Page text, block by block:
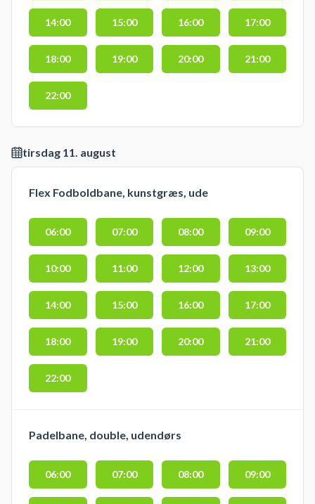
14:00 15:00 16:00 17:00
18:00 19:00 20:00 21:00
22:00
tirsdag 11. august
Flex Fodboldbane, kunstgræs, ude
06:00 07:00 08:00 09:00
10:00 11:00 12:00 13:00
14:00 15:00 16:00 17:00
18:00 19:00 20:00 21:00
22:00
Padelbane, double, udendørs
06:00 07:00 08:00 09:00